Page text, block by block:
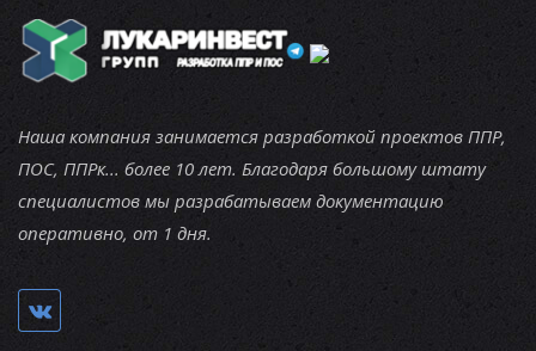
Наша компания занимается разработкой проектов ППР,
ПОС, ППРк... более 10 лет. Благодаря большому штату
специалистов мы разрабатываем документацию
оперативно, от 1 дня.